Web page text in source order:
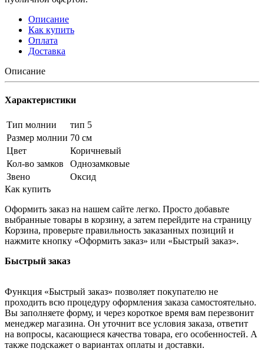
Описание
Как купить
Оплата
Доставка
Описание
Характеристики
Тип молнии
тип 5
Размер молнии 70 см
Цвет
Коричневый
Кол-во замков
Однозамковые
Звено
Оксид
Как купить
Оформить заказ на нашем сайте легко. Просто добавьте
выбранные товары в корзину, а затем перейдите на страницу
Корзина, проверьте правильность заказанных позиций и
нажмите кнопку «Оформить заказ» или «Быстрый заказ».
Быстрый заказ
Функция «Быстрый заказ» позволяет покупателю не
проходить всю процедуру оформления заказа самостоятельно.
Вы заполняете форму, и через короткое время вам перезвонит
менеджер магазина. Он уточнит все условия заказа, ответит
на вопросы, касающиеся качества товара, его особенностей. А
также подскажет о вариантах оплаты и доставки.